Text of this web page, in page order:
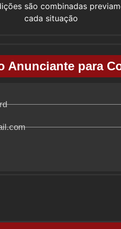
são combinadas
cada situação
Anunciante para